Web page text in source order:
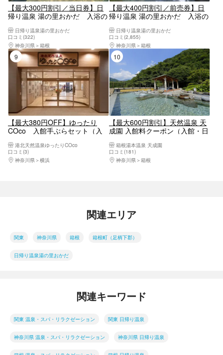
【最大300円割引／当日券】日
帰り温泉 湯の里おかだ 入浴の
日帰り温泉湯の里おかだ
口コミ(322)
神奈川県
箱根
【最大400円割引／前売券】日
帰り温泉 湯の里おかだ 入浴の
可）日帰り温泉湯の里おかだ
口コミ(2,855)
神奈川県
箱根
9位
【最大380円OFF】ゆったり
COco 入館手ぶらセット（入
大・小）
港北天然温泉ゆったりCOco
口コミ(3)
神奈川県
横浜
【最大600円割引】天然温泉 天
成園 入館料クーポン（入館・日
箱根湯本温泉 天成園
口コミ(181)
神奈川県
箱根
関連エリア
関東 神奈川県 箱根 箱根町（足柄下郡）
日帰り温泉湯の里おかだ
関連キーワード
関東 温泉・スパ・リラクゼーション 関東 日帰り温泉
神奈川県 温泉・スパ・リラクゼーション 神奈川県 日帰り温泉